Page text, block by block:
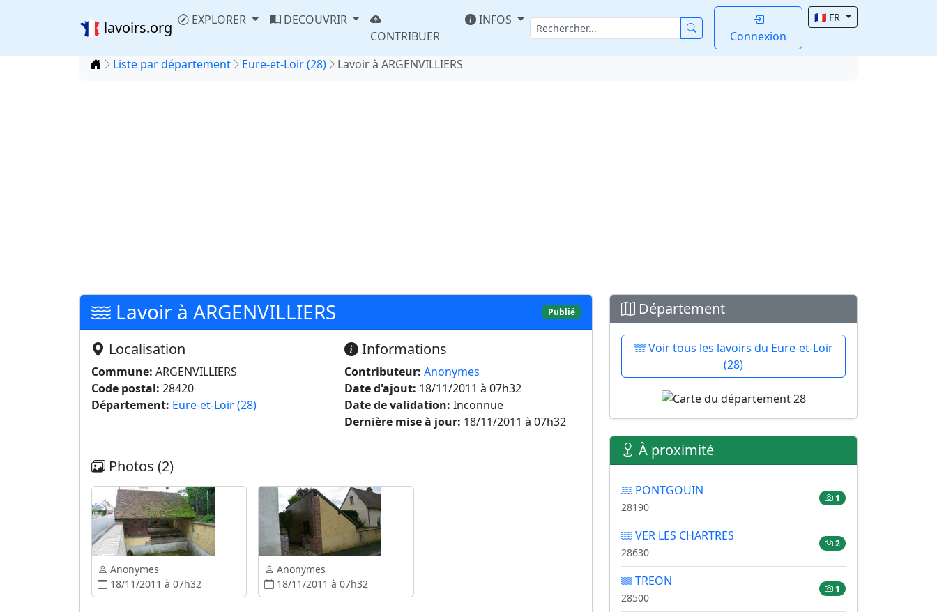
lavoirs.org EXPLORER
DECOUVRIR
CONTRIBUER
INFOS
Connexion
🇫🇷 FR
Accueil
Liste par département Eure-et-Loir (28) Lavoir à ARGENVILLIERS
Lavoir à ARGENVILLIERS Publié
Localisation
Commune: ARGENVILLIERS
Code postal: 28420
Département: Eure-et-Loir (28)
Informations
Contributeur: Anonymes
Date d'ajout: 18/11/2011 à 07h32
Date de validation: Inconnue
Dernière mise à jour: 18/11/2011 à 07h32
Photos (2)
Anonymes
18/11/2011 à 07h32
Anonymes
18/11/2011 à 07h32
Département
Voir tous les lavoirs du Eure-et-Loir
(28)
À proximité
PONTGOUIN
28190
1
VER LES CHARTRES
28630
2
TREON
28500
1